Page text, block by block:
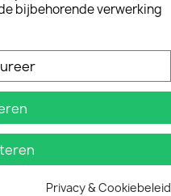
producten
bijbehorende verwerking
Privacy & Cookiebeleid